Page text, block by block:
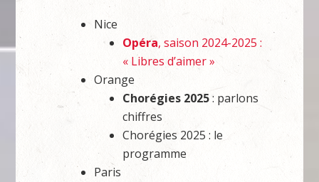
Nice
Opéra, saison 2024-2025 :
« Libres d’aimer »
Orange
Chorégies 2025: parlons
chiffres
Chorégies 2025 : le
programme
Paris